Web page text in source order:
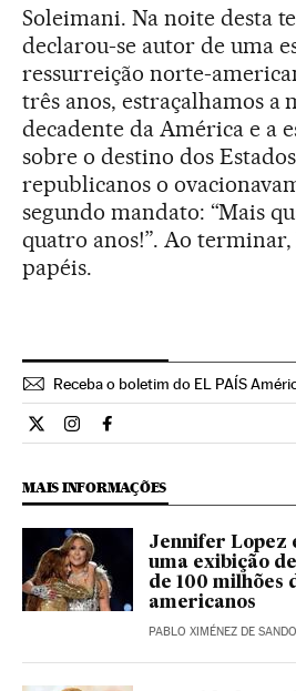
Soleimani. Na noite desta
declarou-se autor de uma
ressurreição norte-
três anos, estraçalhamos a
decadente da América e a
sobre o destino dos
republicanos o
segundo mandato: “Mais
quatro anos!”. Ao terminar,
papéis.
Receba o boletim do EL PAÍS
Internacional El País Brasil en
Internacional El País Brasil en
Internacional El País
MAIS INFORMAÇÕES
Jennifer Lopez
uma exibição
de 100 milhões
americanos
PABLO XIMÉNEZ DE